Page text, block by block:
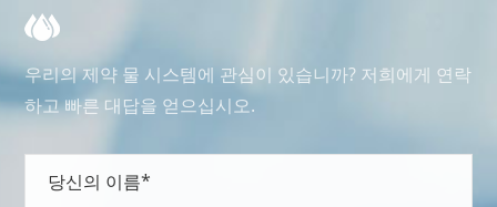
우리의 제약 물 시스템에 관심이 있습니까? 저희에게 연락
하고 빠른 대답을 얻으십시오.